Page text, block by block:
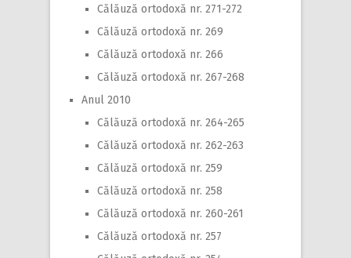
Călăuză ortodoxă nr. 271-272
Călăuză ortodoxă nr. 269
Călăuză ortodoxă nr. 266
Călăuză ortodoxă nr. 267-268
Anul 2010
Călăuză ortodoxă nr. 264-265
Călăuză ortodoxă nr. 262-263
Călăuză ortodoxă nr. 259
Călăuză ortodoxă nr. 258
Călăuză ortodoxă nr. 260-261
Călăuză ortodoxă nr. 257